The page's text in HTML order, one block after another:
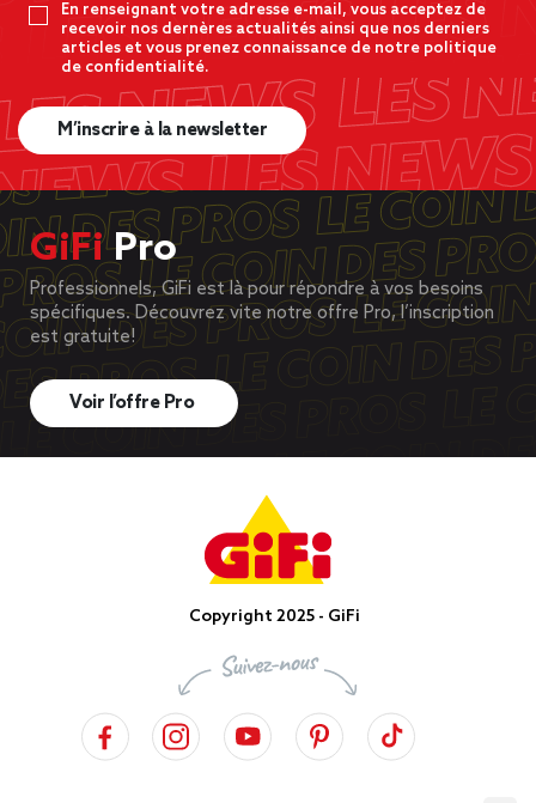
En renseignant votre adresse e-mail, vous acceptez de
recevoir nos dernères actualités ainsi que nos derniers
articles et vous prenez connaissance de notre politique
de confidentialité.
M’inscrire à la newsletter
GiFiPro
Professionnels, GiFi est là pour répondre à vos besoins
spécifiques. Découvrez vite notre offre Pro, l’inscription
est gratuite!
Voir l’offre Pro
Copyright 2025 - GiFi